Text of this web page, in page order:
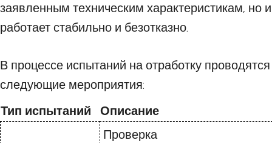
заявленным техническим характеристикам, но и
работает стабильно и безотказно.
В процессе испытаний на отработку проводятся
следующие мероприятия:
Тип испытаний
Описание
Проверка